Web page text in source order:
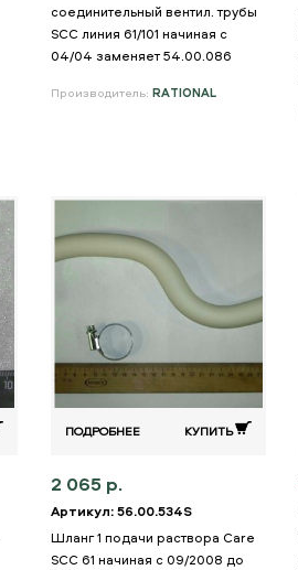
соединительный вентил. трубы
SCC линия 61/101 начиная с
04/04 заменяет 54.00.086
Производитель: RATIONAL
ПОДРОБНЕЕ КУПИТЬ
2 065 р.
Артикул: 56.00.534S
Шланг 1 подачи раствора Care
SCC 61 начиная с 09/2008 до